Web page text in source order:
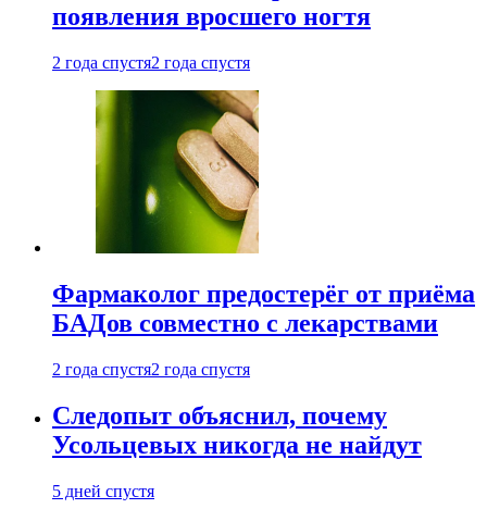
появления вросшего ногтя
2 года спустя2 года спустя
Фармаколог предостерёг от приёма
БАДов совместно с лекарствами
2 года спустя2 года спустя
Следопыт объяснил, почему
Усольцевых никогда не найдут
5 дней спустя